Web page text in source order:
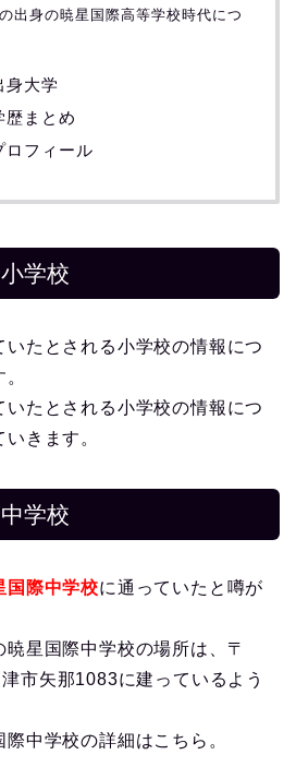
出身の暁星国際高等学校時代につ
身大学
歴まとめ
ロフィール
学校
いたとされる小学校の情報につ
いたとされる小学校の情報につ
きます。
学校
国際中学校に通っていたと噂が
星国際中学校の場所は、〒
市矢那1083に建っているよう
中学校の詳細はこちら。